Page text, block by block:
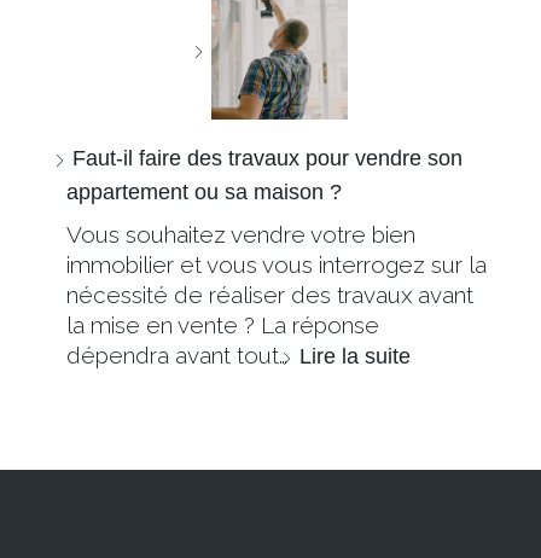
Faut-il faire des travaux pour vendre son
appartement ou sa maison ?
Vous souhaitez vendre votre bien
immobilier et vous vous interrogez sur la
nécessité de réaliser des travaux avant
la mise en vente ? La réponse
dépendra avant tout… Lire la suite